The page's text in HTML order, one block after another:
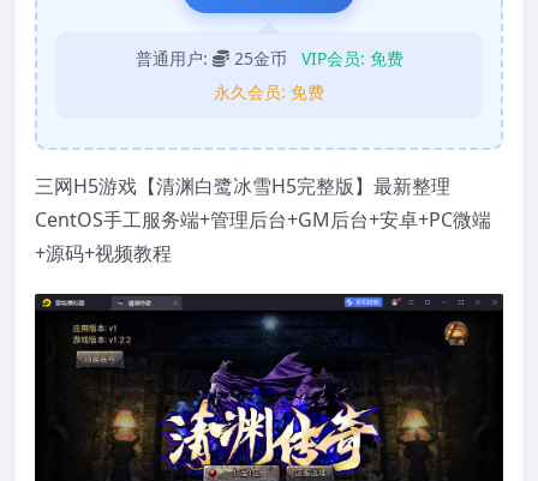
普通用户: 25金币 VIP会员: 免费
永久会员: 免费
三网H5游戏【清渊白鹭冰雪H5完整版】最新整理
CentOS手工服务端+管理后台+GM后台+安卓+PC微端
+源码+视频教程